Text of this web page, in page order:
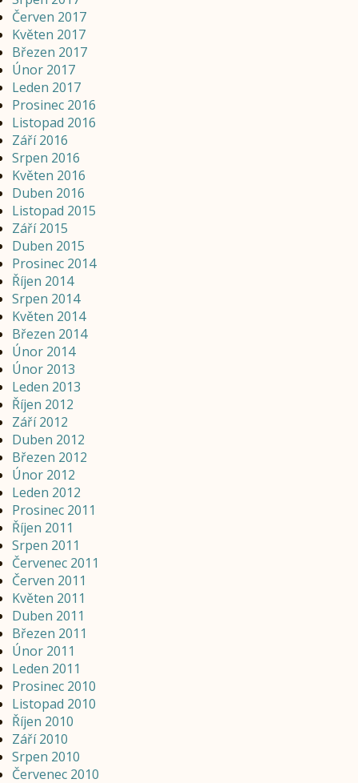
Červen 2017
Květen 2017
Březen 2017
Únor 2017
Leden 2017
Prosinec 2016
Listopad 2016
Září 2016
Srpen 2016
Květen 2016
Duben 2016
Listopad 2015
Září 2015
Duben 2015
Prosinec 2014
Říjen 2014
Srpen 2014
Květen 2014
Březen 2014
Únor 2014
Únor 2013
Leden 2013
Říjen 2012
Září 2012
Duben 2012
Březen 2012
Únor 2012
Leden 2012
Prosinec 2011
Říjen 2011
Srpen 2011
Červenec 2011
Červen 2011
Květen 2011
Duben 2011
Březen 2011
Únor 2011
Leden 2011
Prosinec 2010
Listopad 2010
Říjen 2010
Září 2010
Srpen 2010
Červenec 2010